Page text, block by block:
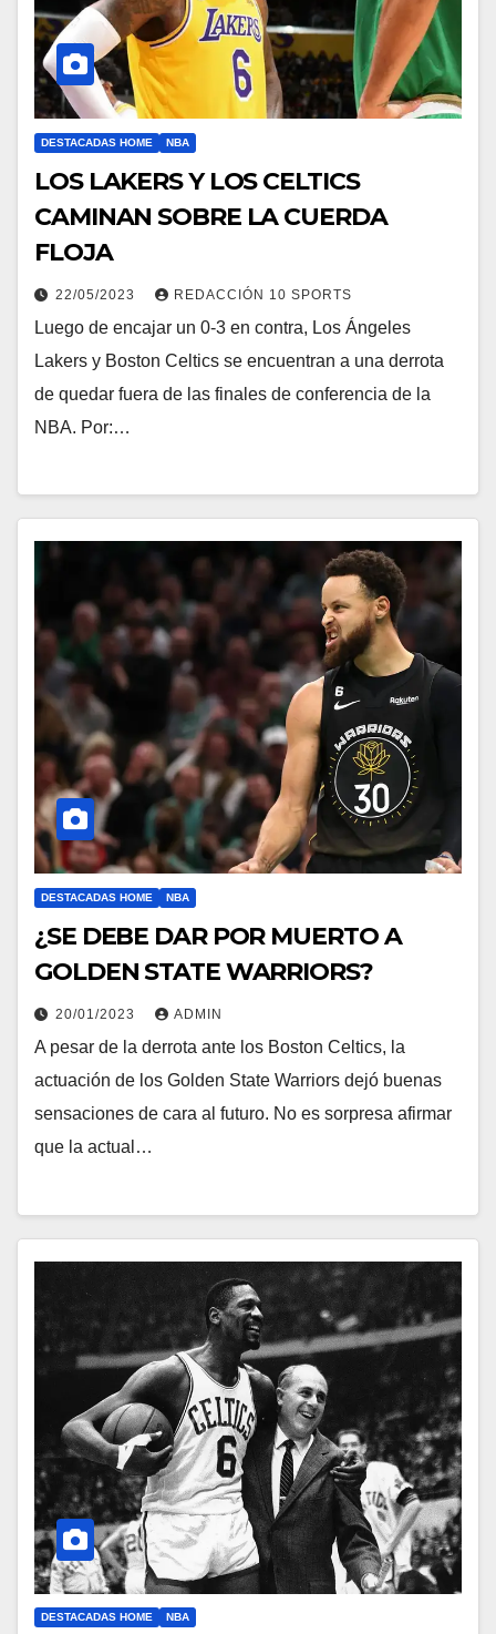
DESTACADAS HOME NBA
LOS LAKERS Y LOS CELTICS
CAMINAN SOBRE LA CUERDA
FLOJA
22/05/2023 REDACCIÓN 10 SPORTS
Luego de encajar un 0-3 en contra, Los Ángeles
Lakers y Boston Celtics se encuentran a una derrota
de quedar fuera de las finales de conferencia de la
NBA. Por:…
DESTACADAS HOME NBA
¿SE DEBE DAR POR MUERTO A
GOLDEN STATE WARRIORS?
20/01/2023 ADMIN
A pesar de la derrota ante los Boston Celtics, la
actuación de los Golden State Warriors dejó buenas
sensaciones de cara al futuro. No es sorpresa afirmar
que la actual…
DESTACADAS HOME NBA